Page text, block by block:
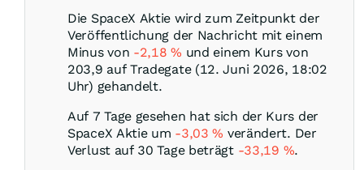
Die SpaceX Aktie wird zum Zeitpunkt der
Veröffentlichung der Nachricht mit einem
Minus von -2,18% und einem Kurs von
203,9 auf Tradegate (12. Juni 2026, 18:02
Uhr) gehandelt.
Auf 7 Tage gesehen hat sich der Kurs der
SpaceX Aktie um -3,03% verändert. Der
Verlust auf 30 Tage beträgt -33,19 %.